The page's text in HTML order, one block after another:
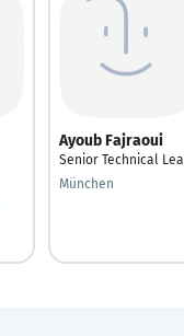
Ayoub Fajraoui
Senior Technical
München